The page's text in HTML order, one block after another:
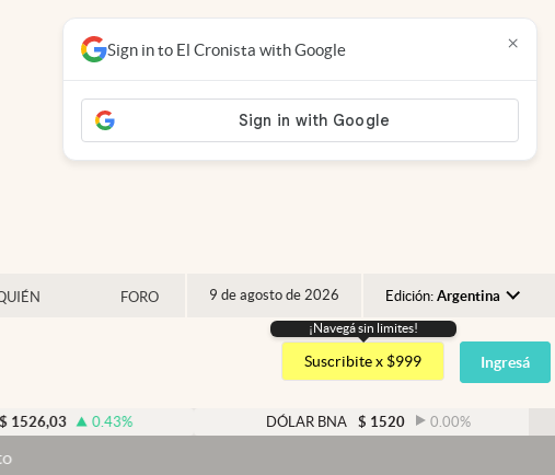
FORO 9 de agosto de 2026 Edición: Argentina
Argentina
España
USA
¡Navegá sin limites!
Suscribite x $999 Ingresá
0.43% DÓLAR BNA $ 1520 0.00%
Sign in to El Cronista with Google ×